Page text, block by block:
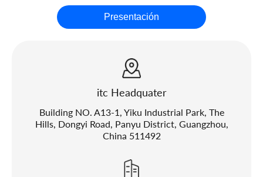
Presentación
itc Headquater
Building NO. A13-1, Yiku Industrial Park, The
Hills, Dongyi Road, Panyu District, Guangzhou,
China 511492